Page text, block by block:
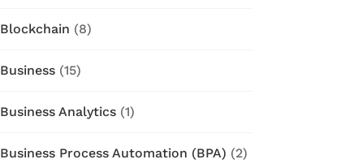
Blockchain (8)
Business (15)
Business Analytics (1)
Business Process Automation (BPA) (2)